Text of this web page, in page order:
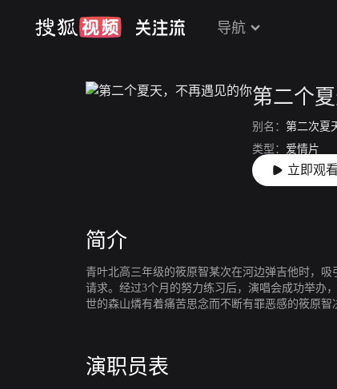
导航
第二个
别名： 第二次夏
类型： 爱情片
上映： 2017-06-18
立即观看
简介
青叶北高三年级的筱原智某次在河边弹吉他时，
请求。经过3个月的努力练习后，演唱会成功举办
世的森山燐有着痛苦思念而不断有罪恶感的筱原
演职员表